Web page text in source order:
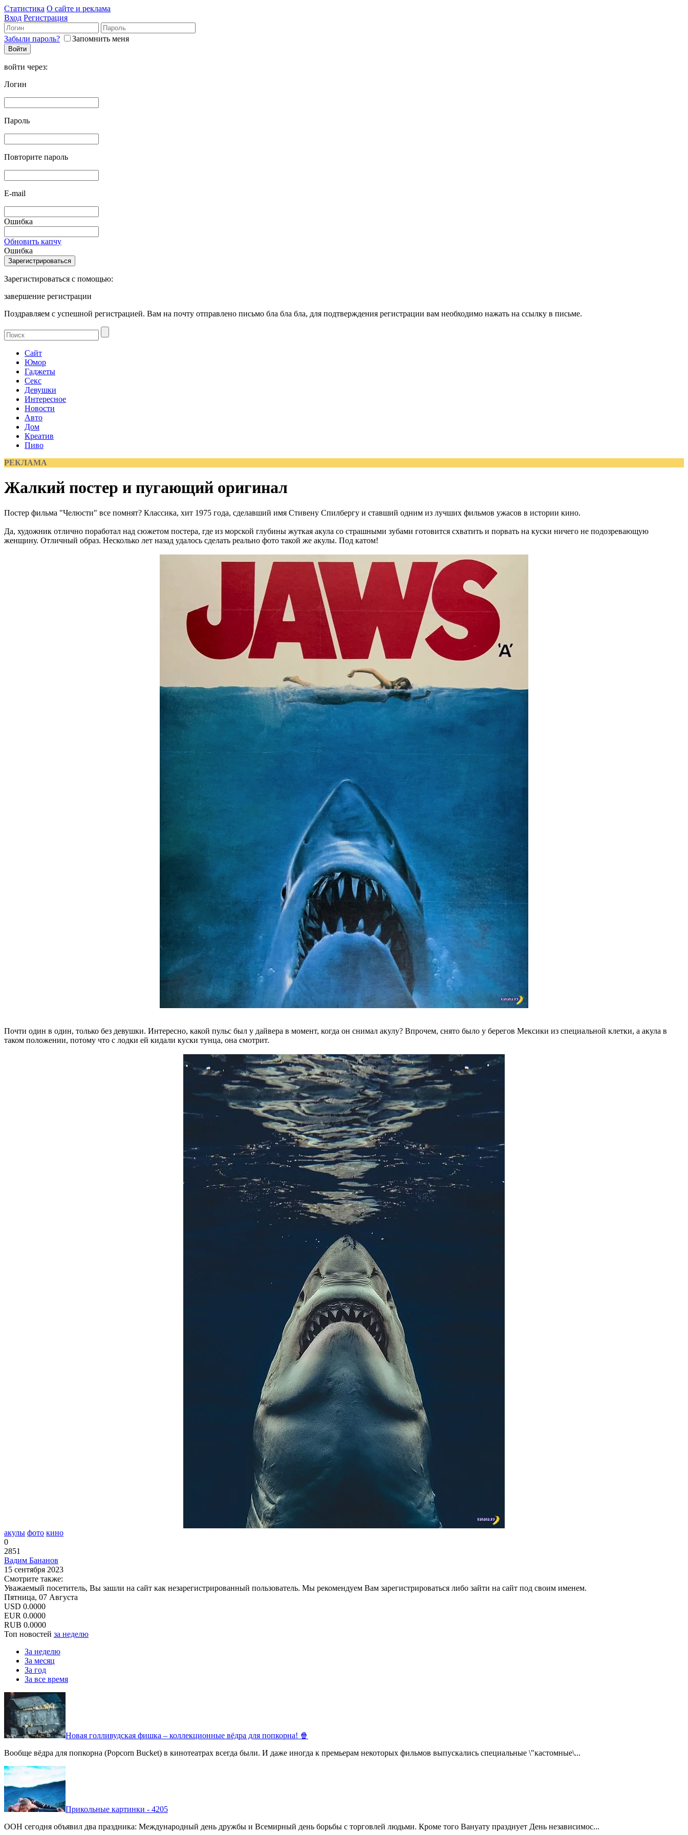
Статистика О сайте и реклама
Вход Регистрация
Забыли пароль? Запомнить меня
войти через:
Логин
Пароль
Повторите пароль
E-mail
Ошибка
Обновить капчу
Ошибка
Зарегистироваться с помощью:
завершение регистрации
Поздравляем с успешной регистрацией. Вам на почту отправлено письмо бла бла бла, для подтверждения регистрации вам необходимо нажать на ссылку в письме.
Сайт
Юмор
Гаджеты
Секс
Девушки
Интересное
Новости
Авто
Дом
Креатив
Пиво
РЕКЛАМА
Жалкий постер и пугающий оригинал
Постер фильма "Челюсти" все помнят? Классика, хит 1975 года, сделавший имя Стивену Спилбергу и ставший одним из лучших фильмов ужасов в истории кино.
Да, художник отлично поработал над сюжетом постера, где из морской глубины жуткая акула со страшными зубами готовится схватить и порвать на куски ничего не подозревающую
женщину. Отличный образ. Несколько лет назад удалось сделать реально фото такой же акулы. Под катом!
Почти один в один, только без девушки. Интересно, какой пульс был у дайвера в момент, когда он снимал акулу? Впрочем, снято было у берегов Мексики из специальной клетки, а акула в
таком положении, потому что с лодки ей кидали куски тунца, она смотрит.
акулы фото кино
0
2851
Вадим Бананов
15 сентября 2023
Смотрите также:
Уважаемый посетитель, Вы зашли на сайт как незарегистрированный пользователь. Мы рекомендуем Вам зарегистрироваться либо зайти на сайт под своим именем.
Пятница, 07 Августа
USD 0.0000
EUR 0.0000
RUB 0.0000
Топ новостей за неделю
За неделю
За месяц
За год
За все время
Новая голливудская фишка – коллекционные вёдра для попкорна! 🍿
Вообще вёдра для попкорна (Popcorn Bucket) в кинотеатрах всегда были. И даже иногда к премьерам некоторых фильмов выпускались специальные \"кастомные\...
Прикольные картинки - 4205
ООН сегодня объявил два праздника: Международный день дружбы и Всемирный день борьбы с торговлей людьми. Кроме того Вануату празднует День независимос...